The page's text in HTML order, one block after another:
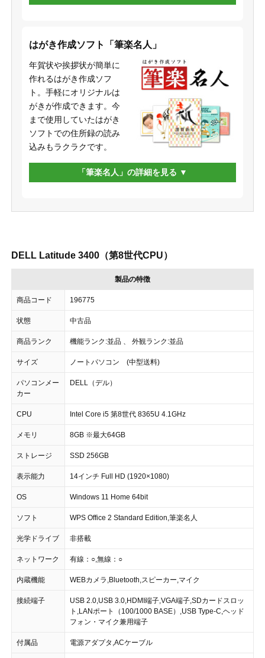
はがき作成ソフト「筆楽名人」
年賀状や挨拶状が簡単に
作れるはがき作成ソフ
ト。手軽にオリジナルは
がきが作成できます。今
まで使用していたはがき
ソフトでの住所録の読み
込みもラクラクです。
「筆楽名人」の詳細を見る
DELL Latitude 3400（第8世代CPU）
製品の特徴
商品コード 196775
状態 中古品
商品ランク 機能ランク:並品 、 外観ランク:並品
サイズ ノートパソコン (中型送料)
パソコンメー
カー
DELL（デル）
CPU Intel Core i5 第8世代 8365U 4.1GHz
メモリ 8GB ※最大64GB
ストレージ SSD 256GB
表示能力 14インチ Full HD (1920×1080)
OS Windows 11 Home 64bit
ソフト WPS Office 2 Standard Edition,筆楽名人
光学ドライブ 非搭載
ネットワーク 有線：○,無線：○
内蔵機能 WEBカメラ,Bluetooth,スピーカー,マイク
接続端子
USB 2.0,USB 3.0,HDMI端子,VGA端子,SDカードスロッ
ト,LANポート（100/1000 BASE）,USB Type-C,ヘッド
フォン・マイク兼用端子
付属品 電源アダプタ,ACケーブル